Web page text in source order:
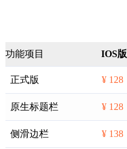
功能项目 IOS版
正式版 ¥ 128
原生标题栏 ¥ 128
侧滑边栏 ¥ 138